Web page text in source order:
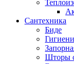
Сантехника
Биде
Шторы